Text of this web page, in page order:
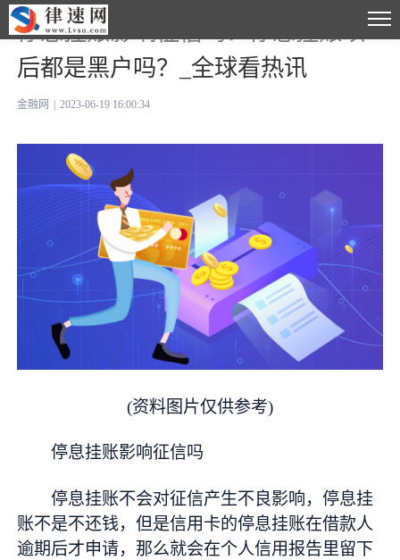
停息挂账影响征信吗？停息挂账以
后都是黑户吗？_全球看热讯
金融网 2023-06-19 16:00:34
(资料图片仅供参考)
停息挂账影响征信吗
停息挂账不会对征信产生不良影响，停息挂
账不是不还钱，但是信用卡的停息挂账在借款人
逾期后才申请，那么就会在个人信用报告里留下